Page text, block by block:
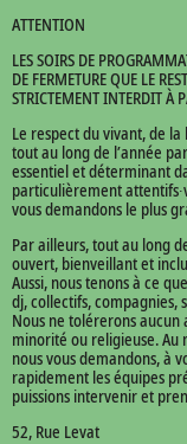
ATTENTION
LES SOIRS DE
DE FERMETURE QUE LE
STRICTEMENT INTERDIT À
Le respect du vivant, de
tout au long de l’année
essentiel et déterminant
particulièrement
vous demandons le plus
Par ailleurs, tout au long
ouvert, bienveillant et
Aussi, nous tenons à ce
dj, collectifs, compagnies,
Nous ne tolérerons
minorité ou religieuse. Au
nous vous demandons, à
rapidement les équipes
puissions intervenir et
52, Rue Levat